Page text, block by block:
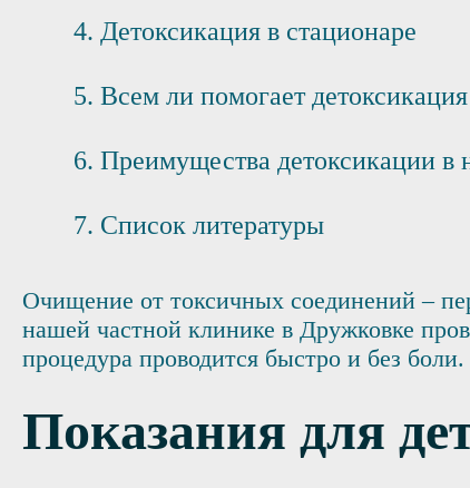
Детоксикация в стационаре
Всем ли помогает
Преимущества детоксикации в
Список литературы
Очищение от токсичных соединений –
нашей частной клинике в Дружковке
процедура проводится быстро и без
Показания для